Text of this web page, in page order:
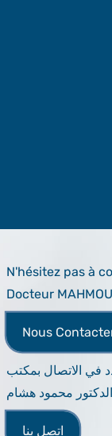
N'hésitez pas à
Docteur
Nous
في الاتصال بمكتب
الدكتور محمود هشام
اتصل بنا